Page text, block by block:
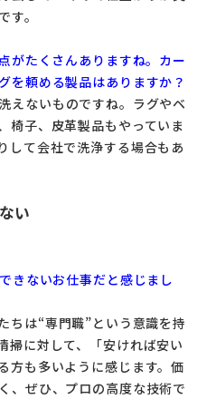
す。
がたくさんありますね。カー
を頼める製品はありますか？
えないものですね。ラグやベ
椅子、皮革製品もやっていま
して会社で洗浄する場合もあ
い
きないお仕事だと感じまし
ちは“専門職”という意識を持
掃に対して、「安ければ安い
方も多いように感じます。価
、ぜひ、プロの高度な技術で